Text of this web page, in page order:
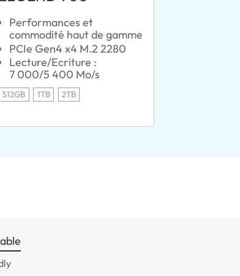
Performances et
commodité haut de gamme
PCIe Gen4 x4 M.2 2280
Lecture/Ecriture :
7 000/5 400 Mo/s
512GB 1TB 2TB